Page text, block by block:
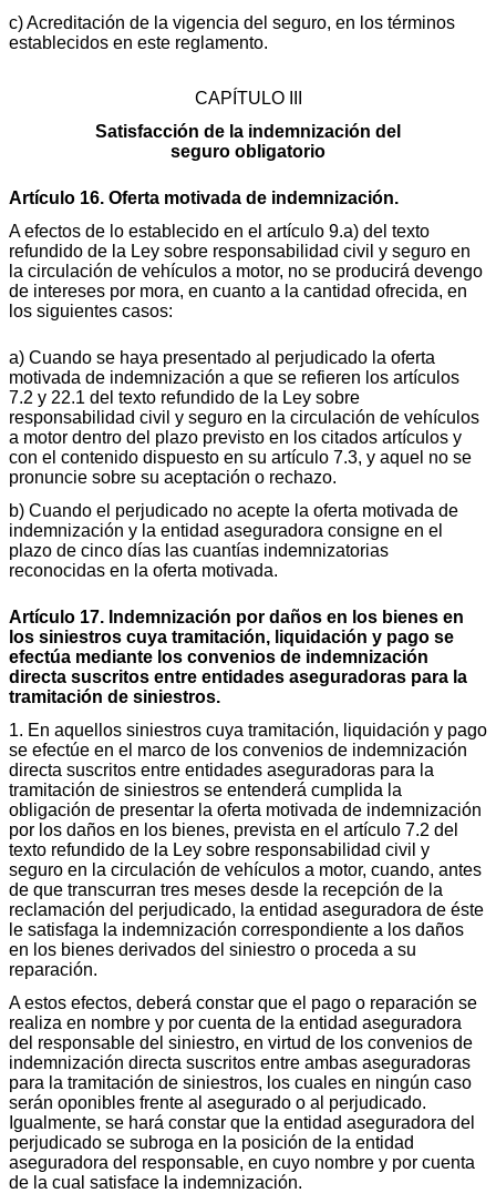
c) Acreditación de la vigencia del seguro, en los términos
establecidos en este reglamento.
CAPÍTULO III
Satisfacción de la indemnización del
seguro obligatorio
Artículo 16. Oferta motivada de indemnización.
A efectos de lo establecido en el artículo 9.a) del texto
refundido de la Ley sobre responsabilidad civil y seguro en
la circulación de vehículos a motor, no se producirá devengo
de intereses por mora, en cuanto a la cantidad ofrecida, en
los siguientes casos:
a) Cuando se haya presentado al perjudicado la oferta
motivada de indemnización a que se refieren los artículos
7.2 y 22.1 del texto refundido de la Ley sobre
responsabilidad civil y seguro en la circulación de vehículos
a motor dentro del plazo previsto en los citados artículos y
con el contenido dispuesto en su artículo 7.3, y aquel no se
pronuncie sobre su aceptación o rechazo.
b) Cuando el perjudicado no acepte la oferta motivada de
indemnización y la entidad aseguradora consigne en el
plazo de cinco días las cuantías indemnizatorias
reconocidas en la oferta motivada.
Artículo 17. Indemnización por daños en los bienes en
los siniestros cuya tramitación, liquidación y pago se
efectúa mediante los convenios de indemnización
directa suscritos entre entidades aseguradoras para la
tramitación de siniestros.
1. En aquellos siniestros cuya tramitación, liquidación y pago
se efectúe en el marco de los convenios de indemnización
directa suscritos entre entidades aseguradoras para la
tramitación de siniestros se entenderá cumplida la
obligación de presentar la oferta motivada de indemnización
por los daños en los bienes, prevista en el artículo 7.2 del
texto refundido de la Ley sobre responsabilidad civil y
seguro en la circulación de vehículos a motor, cuando, antes
de que transcurran tres meses desde la recepción de la
reclamación del perjudicado, la entidad aseguradora de éste
le satisfaga la indemnización correspondiente a los daños
en los bienes derivados del siniestro o proceda a su
reparación.
A estos efectos, deberá constar que el pago o reparación se
realiza en nombre y por cuenta de la entidad aseguradora
del responsable del siniestro, en virtud de los convenios de
indemnización directa suscritos entre ambas aseguradoras
para la tramitación de siniestros, los cuales en ningún caso
serán oponibles frente al asegurado o al perjudicado.
Igualmente, se hará constar que la entidad aseguradora del
perjudicado se subroga en la posición de la entidad
aseguradora del responsable, en cuyo nombre y por cuenta
de la cual satisface la indemnización.